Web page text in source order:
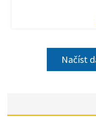
Načíst